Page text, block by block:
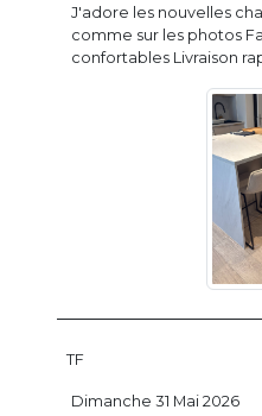
J'adore les nouvelles
comme sur les photos
confortables Livraison
TF
Dimanche 31 Mai 2026